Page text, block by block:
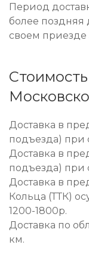
Период
более поздняя
своем приезде
Доставка в
подъезда) при
Доставка в
подъезда) при
Доставка в
Кольца (ТТК)
1200-1800р.
Доставка по
км.